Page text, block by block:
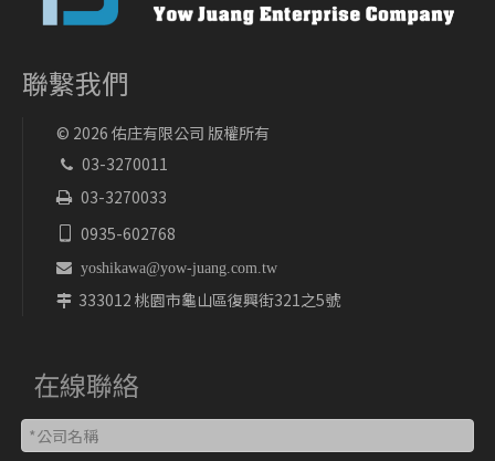
聯繫我們
© 2026 佑庄有限公司 版權所有
 03-3270011
 03-3270033
0935-602768
 yoshikawa@yow-juang.com.tw
 333012 桃園市龜山區復興街321之5號
在線聯絡